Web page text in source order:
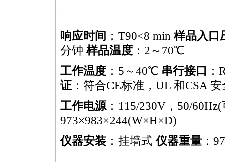
响应时间 ；T90<8 min 样品入口
分钟 样品温度 ：2～70℃
工作温度 ：5～40℃ 串行接口
证：符合CE标准，UL 和CSA 安
工作电源：115/230V，50/
973×983×244(W×H×D)
仪器安装 ：挂墙式仪器重量 ：